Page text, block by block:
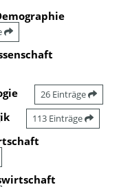
26 Einträge
113 Einträge